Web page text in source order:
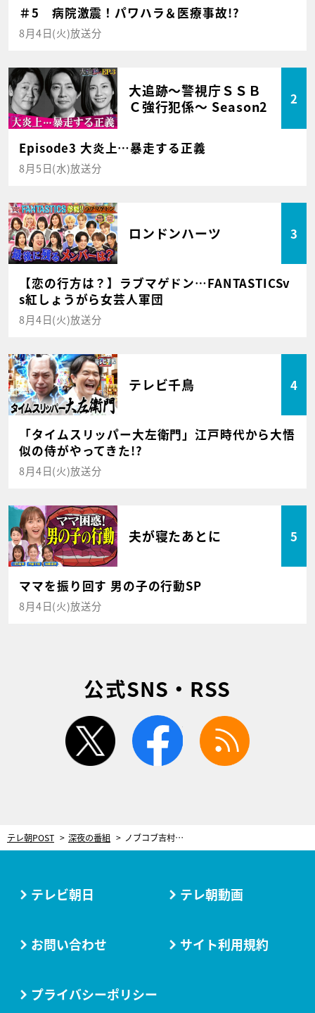
＃5 病院激震！パワハラ＆医療事故!?
8月4日(火)放送分
大追跡～警視庁ＳＳＢ
Ｃ強行犯係～ Season2
2
Episode3 大炎上…暴走する正義
8月5日(水)放送分
ロンドンハーツ 3
【恋の行方は？】ラブマゲドン…FANTASTICSv
s紅しょうがら女芸人軍団
8月4日(火)放送分
テレビ千鳥 4
「タイムスリッパー大左衛門」江戸時代から大悟
似の侍がやってきた!?
8月4日(火)放送分
夫が寝たあとに 5
ママを振り回す 男の子の行動SP
8月4日(火)放送分
公式SNS・RSS
twitter facebook
テレ朝POST 深夜の番組 ノブコブ吉村の愛車を「民間科捜研」が徹底調査！女遊びの痕跡は見つかる!?
テレビ朝日 テレ朝動画
お問い合わせ サイト利用規約
プライバシーポリシー